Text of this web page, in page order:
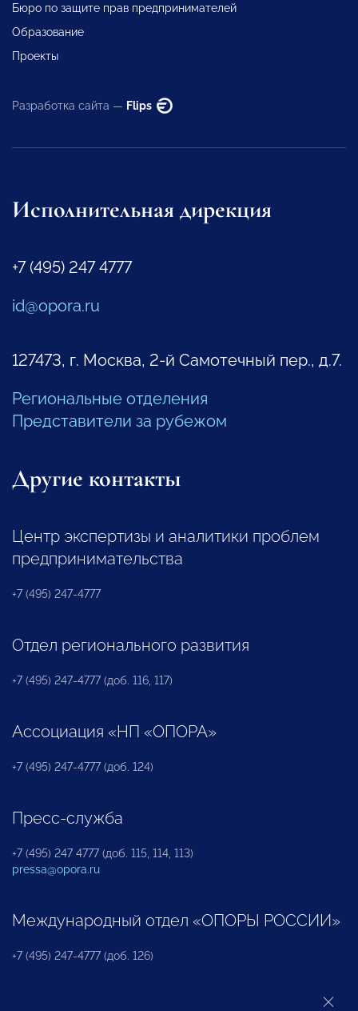
Бюро по защите прав предпринимателей
Образование
Проекты
Разработка сайта — Flips
Исполнительная дирекция
+7 (495) 247 4777
id@opora.ru
127473, г. Москва, 2-й Самотечный пер., д.7.
Региональные отделения
Представители за рубежом
Другие контакты
Центр экспертизы и аналитики проблем
предпринимательства
+7 (495) 247-4777
Отдел регионального развития
+7 (495) 247-4777 (доб. 116, 117)
Ассоциация «НП «ОПОРА»
+7 (495) 247-4777 (доб. 124)
Пресс-служба
+7 (495) 247 4777 (доб. 115, 114, 113)
pressa@opora.ru
Международный отдел «ОПОРЫ РОССИИ»
+7 (495) 247-4777 (доб. 126)
Бюро по защите прав предпринимателей и